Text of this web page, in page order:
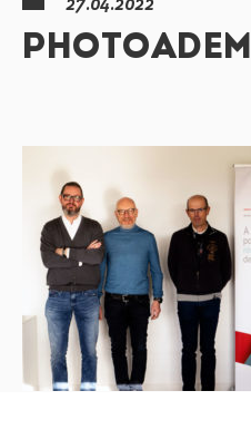
27.04.2022
PHOTOADEM